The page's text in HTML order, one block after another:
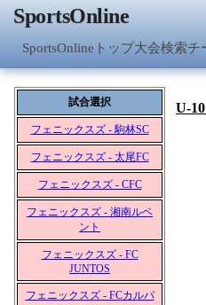
SportsOnline
SportsOnlineトップ大会検索チ
試合選択
フェニックスズ - 駒林SC
フェニックスズ - 太尾FC
フェニックスズ - CFC
フェニックスズ - 湘南ルベ
ント
フェニックスズ - FC
JUNTOS
フェニックスズ - FCカルパ
U-